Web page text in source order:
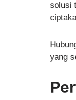
solusi
yang